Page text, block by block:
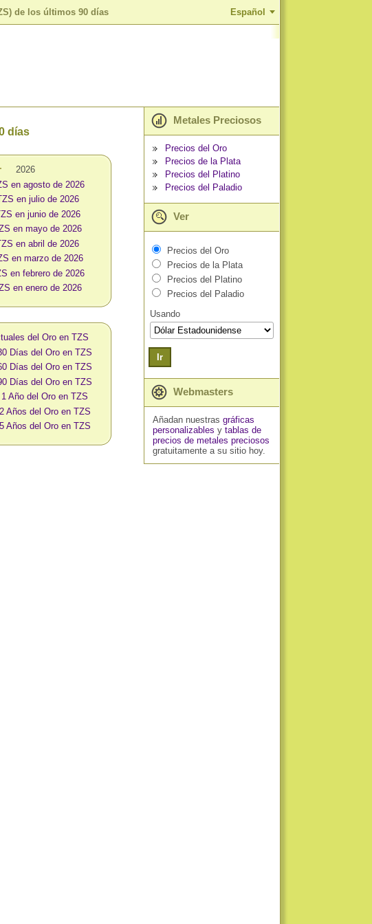
de los últimos 90 días Español
días
2026
en agosto de 2026
en julio de 2026
en junio de 2026
en mayo de 2026
en abril de 2026
en marzo de 2026
en febrero de 2026
en enero de 2026
del Oro en TZS
Días del Oro en TZS
Días del Oro en TZS
Días del Oro en TZS
Año del Oro en TZS
Años del Oro en TZS
Años del Oro en TZS
Metales Preciosos
Precios del Oro
Precios de la Plata
Precios del Platino
Precios del Paladio
Ver
Precios del Oro
Precios de la Plata
Precios del Platino
Precios del Paladio
Usando
Ir
Webmasters
Añadan nuestras gráficas
personalizables y tablas de
precios de metales preciosos
gratuitamente a su sitio hoy.